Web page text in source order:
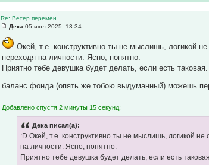
Re: Ветер перемен
Дека 05 июл 2025, 13:34
Окей, т.е. конструктивно ты не мыслишь, логикой
переходя на личности. Ясно, понятно.
Приятно тебе девушка будет делать, если есть
баланс фонда (опять же тобою выдуманный) можешь
Добавлено спустя 2 минуты 15 секунд:
Дека писал(а):
:D Окей, т.е. конструктивно ты не мыслишь, логикой
на личности. Ясно, понятно.
Приятно тебе девушка будет делать, если есть